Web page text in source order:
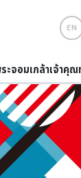
EN
ะจอมเกล้าเจ้าคุณ